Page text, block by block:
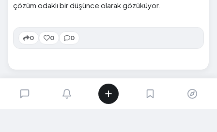
çözüm odaklı bir düşünce olarak gözüküyor.
0 0 0
SIRADAKI İÇERIK